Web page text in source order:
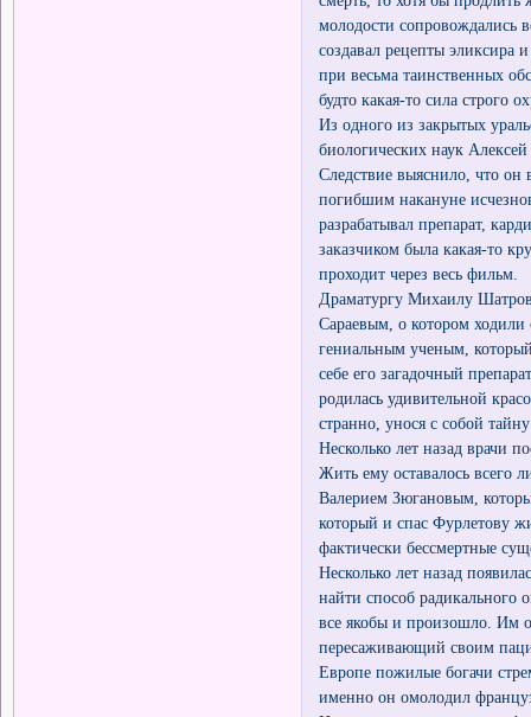
молодости сопровождались
создавал рецепты эликсира
при весьма таинственных
будто какая-то сила строго
Из одного из закрытых
биологических наук
Следствие выяснило, что
погибшим накануне
разрабатывал препарат,
заказчиком была какая-то
проходит через весь фильм.
Драматургу Михаилу
Сараевым, о котором
гениальным ученым,
себе его загадочный
родилась удивительной
странно, унося с собой
Несколько лет назад врачи
Жить ему оставалось всего
Валерием Зюгановым,
который и спас Фурлетову
фактически бессмертные
Несколько лет назад
найти способ радикального
все якобы и произошло. Им
пересаживающий своим
Европе пожилые богачи
именно он омолодил